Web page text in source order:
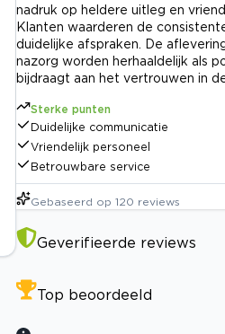
nadruk op heldere uitleg en
Klanten waarderen de
duidelijke afspraken. De
nazorg worden herhaaldelijk als
bijdraagt aan het vertrouwen in
Sterke punten
Duidelijke communicatie
Vriendelijk personeel
Betrouwbare service
Gebaseerd op 120 reviews
Geverifieerde reviews
Top beoordeeld